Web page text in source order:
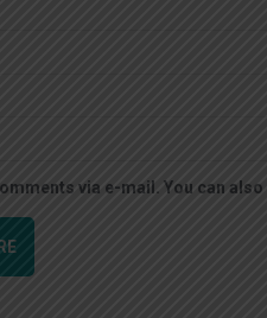
via e-mail. You can also